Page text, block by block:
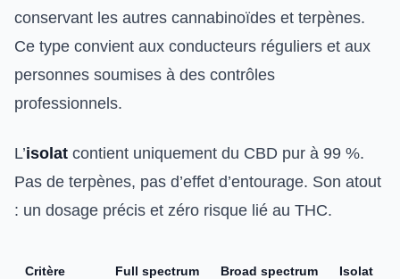
conservant les autres cannabinoïdes et terpènes.
Ce type convient aux conducteurs réguliers et aux
personnes soumises à des contrôles
professionnels.
L’isolat contient uniquement du CBD pur à 99 %.
Pas de terpènes, pas d’effet d’entourage. Son atout
: un dosage précis et zéro risque lié au THC.
Critère Full spectrum Broad spectrum Isolat